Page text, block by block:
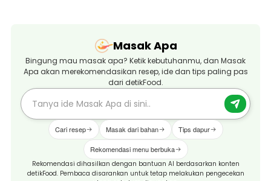
Masak Apa
Bingung mau masak apa? Ketik kebutuhanmu, dan Masak
Apa akan merekomendasikan resep, ide dan tips paling pas
dari detikFood.
Cari resep Masak dari bahan Tips dapur
Rekomendasi menu berbuka
Rekomendasi dihasilkan dengan bantuan AI berdasarkan konten
detikFood. Pembaca disarankan untuk tetap melakukan pengecekan